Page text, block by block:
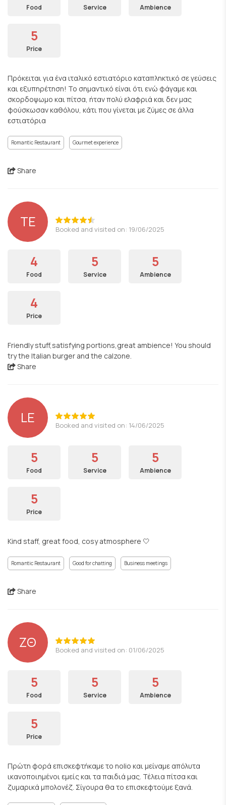
Food Service Ambience
5
Price
Πρόκειται για ένα ιταλικό εστιατόριο καταπληκτικό σε γεύσεις
και εξυπηρέτηση! Το σημαντικό είναι ότι ενώ φάγαμε και
σκορδοψωμο και πίτσα, ήταν πολύ ελαφριά και δεν μας
φούσκωσαν καθόλου, κάτι που γίνεται με ζύμες σε άλλα
εστιατόρια
Romantic Restaurant Gourmet experience
Share
TE Booked and visited on: 19/06/2025
4
Food
5
Service
5
Ambience
4
Price
Friendly stuff,satisfying portions,great ambience! You should
try the Italian burger and the calzone.
Share
LE Booked and visited on: 14/06/2025
5
Food
5
Service
5
Ambience
5
Price
Kind staff, great food, cosy atmosphere 🤍
Romantic Restaurant Good for chatting Business meetings
Share
ΖΘ Booked and visited on: 01/06/2025
5
Food
5
Service
5
Ambience
5
Price
Πρώτη φορά επισκεφτήκαμε το nolio και μείναμε απόλυτα
ικανοποιημένοι εμείς και τα παιδιά μας. Τέλεια πίτσα και
ζυμαρικά μπολονέζ. Σίγουρα θα το επισκεφτούμε ξανά.